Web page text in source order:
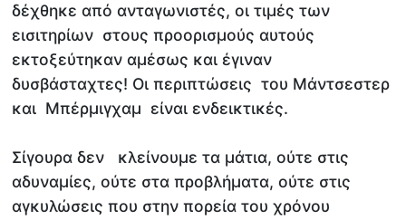
δέχθηκε από ανταγωνιστές, οι τιμές των
εισιτηρίων στους προορισμούς αυτούς
εκτοξεύτηκαν αμέσως και έγιναν
δυσβάσταχτες! Οι περιπτώσεις του Μάντσεστερ
και Μπέρμιγχαμ είναι ενδεικτικές.
Σίγουρα δεν κλείνουμε τα μάτια, ούτε στις
αδυναμίες, ούτε στα προβλήματα, ούτε στις
αγκυλώσεις που στην πορεία του χρόνου